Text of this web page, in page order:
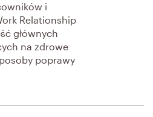
i
Relationship
głównych
na zdrowe
poprawy